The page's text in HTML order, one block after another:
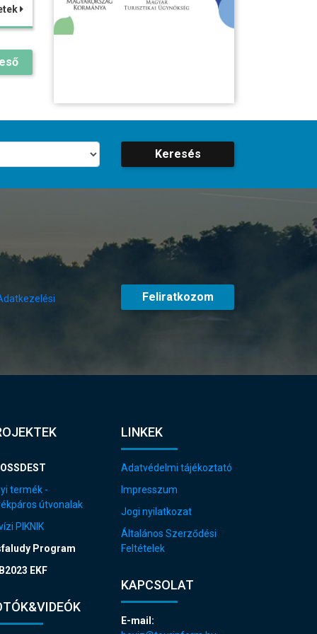
Keresés
Feliratkozom
termék -
útvonalak
PIKNIK
Program
EKF
LINKEK
Adatvédelmi tájékoztató
Impresszum
Jogi nyilatkozat
Általános Szerződési
Feltételek
KAPCSOLAT
E-mail: